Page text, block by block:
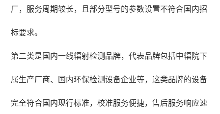
厂，服务周期较长，且部分型号的参数设置不符合国内招
标要求。
第二类是国内一线辐射检测品牌，代表品牌包括中辐院下
属生产厂商、国内环保检测设备企业等，这类品牌的设备
完全符合国内现行标准，校准服务便捷，售后服务响应速